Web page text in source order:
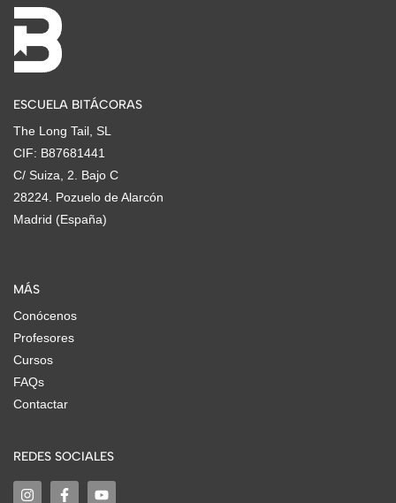
ESCUELA BITÁCORAS
The Long Tail, SL
CIF: B87681441
C/ Suiza, 2. Bajo C
28224. Pozuelo de Alarcón
Madrid (España)
MÁS
Conócenos
Profesores
Cursos
FAQs
Contactar
REDES SOCIALES